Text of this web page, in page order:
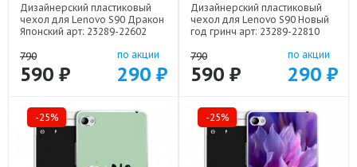
Дизайнерский пластиковый
чехол для Lenovo S90 Дракон
Японский арт: 23289-22602
790
590 ₽
по акции
290 ₽
Дизайнерский пластиковый
чехол для Lenovo S90 Новый
год гринч арт: 23289-22810
790
590 ₽
по акции
290 ₽
-25% -25%